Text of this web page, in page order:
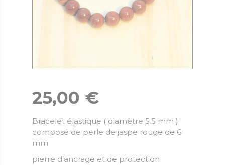
25,00 €
Bracelet élastique ( diamètre 5.5 mm )
composé de perle de jaspe rouge de 6
mm
pierre d’ancrage et de protection